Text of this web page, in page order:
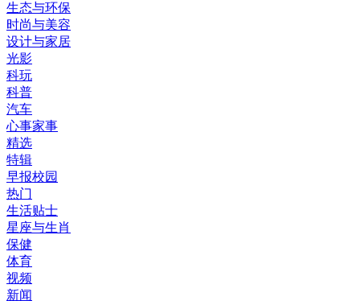
生态与环保
时尚与美容
设计与家居
光影
科玩
科普
汽车
心事家事
精选
特辑
早报校园
热门
生活贴士
星座与生肖
保健
体育
视频
新闻